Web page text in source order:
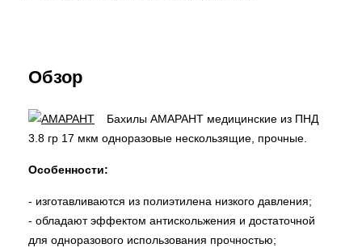
Обзор
Бахилы АМАРАНТ медицинские из ПНД
3.8 гр 17 мкм одноразовые нескользящие, прочные.
Особенности:
- изготавливаются из полиэтилена низкого давления;
- обладают эффектом антискольжения и достаточной
для одноразового использования прочностью;